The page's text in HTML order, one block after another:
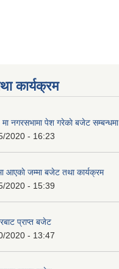
कार्यक्रम
नगरसभामा पेश गरेकाे बजेट सम्बन्धमा
2020 - 16:23
आएकाे जम्मा बजेट तथा कार्यक्रम
2020 - 15:39
प्राप्त बजेट
2020 - 13:47